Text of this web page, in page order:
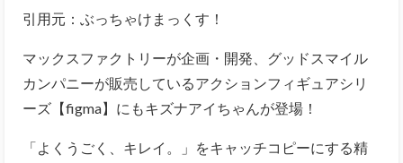
引用元：ぶっちゃけまっくす！
マックスファクトリーが企画・開発、グッドスマイル
カンパニーが販売しているアクションフィギュアシリ
ーズ【figma】にもキズナアイちゃんが登場！
「よくうごく、キレイ。」をキャッチコピーにする精